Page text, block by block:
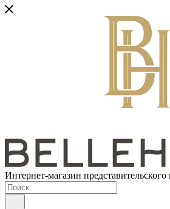
Интернет-магазин представительского